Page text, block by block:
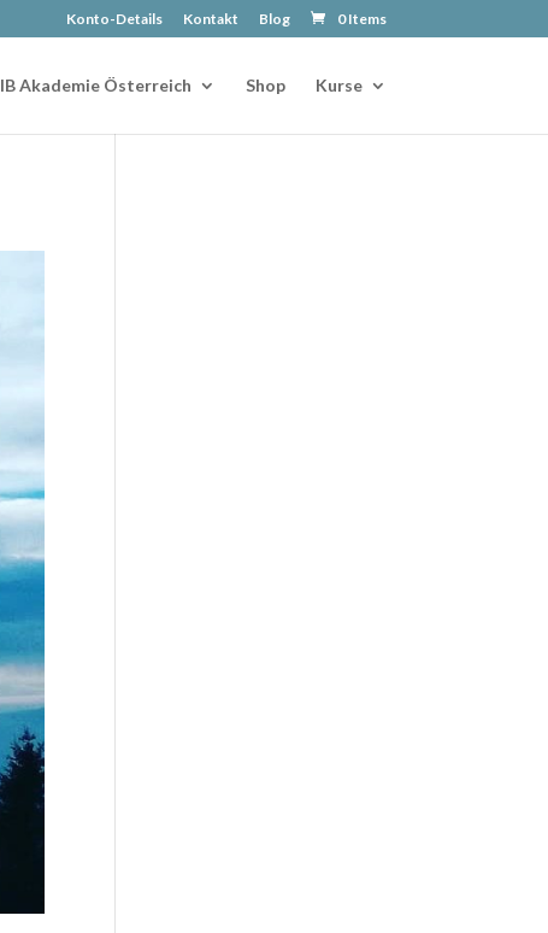
Konto-Details Kontakt Blog 0 Items
IB Akademie Österreich Shop Kurse